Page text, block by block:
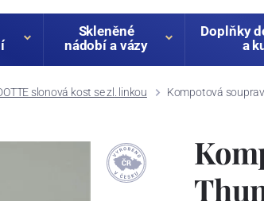
Skleněné
nádobí a vázy
Doplňky
a
slonová kost se zl. linkou Kompotová